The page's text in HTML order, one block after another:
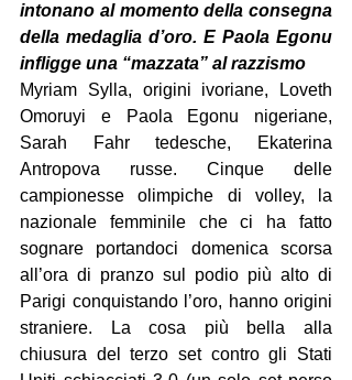
intonano al momento della consegna
della medaglia d’oro. E Paola Egonu
infligge una “mazzata” al razzismo
Myriam Sylla, origini ivoriane, Loveth
Omoruyi e Paola Egonu nigeriane,
Sarah Fahr tedesche, Ekaterina
Antropova russe. Cinque delle
campionesse olimpiche di volley, la
nazionale femminile che ci ha fatto
sognare portandoci domenica scorsa
all’ora di pranzo sul podio più alto di
Parigi conquistando l’oro, hanno origini
straniere. La cosa più bella alla
chiusura del terzo set contro gli Stati